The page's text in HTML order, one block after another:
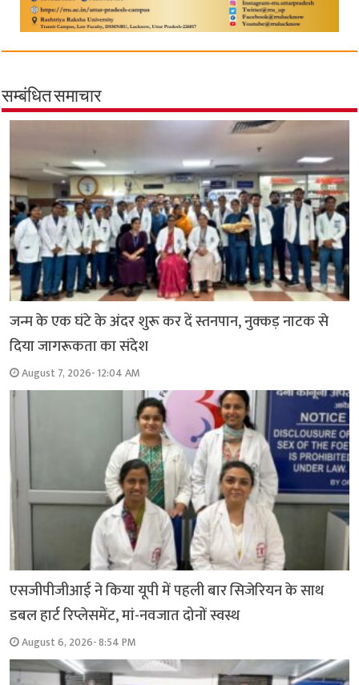
सम्बंधित समाचार
जन्म के एक घंटे के अंदर शुरू कर दें स्तनपान, नुक्कड़ नाटक से
दिया जागरूकता का संदेश
August 7, 2026- 12:04 AM
एसजीपीजीआई ने किया यूपी में पहली बार सिजेरियन के साथ
डबल हार्ट रिप्लेसमेंट, मां-नवजात दोनों स्वस्थ
August 6, 2026- 8:54 PM